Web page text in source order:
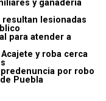
y ganadería
resultan lesionadas
para atender a
y roba cerca
por robo
Puebla